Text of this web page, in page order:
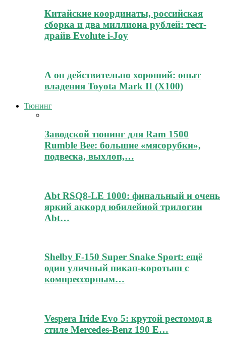
Китайские координаты, российская
сборка и два миллиона рублей: тест-
драйв Evolute i-Joy
А он действительно хороший: опыт
владения Toyota Mark II (Х100)
Тюнинг
Заводской тюнинг для Ram 1500
Rumble Bee: большие «мясорубки»,
подвеска, выхлоп,…
Abt RSQ8-LE 1000: финальный и очень
яркий аккорд юбилейной трилогии
Abt…
Shelby F-150 Super Snake Sport: ещё
один уличный пикап-коротыш с
компрессорным…
Vespera Iride Evo 5: крутой рестомод в
стиле Mercedes-Benz 190 E…